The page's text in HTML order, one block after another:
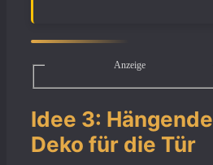
Anzeige
Idee 3: Hängende
Deko für die Tür